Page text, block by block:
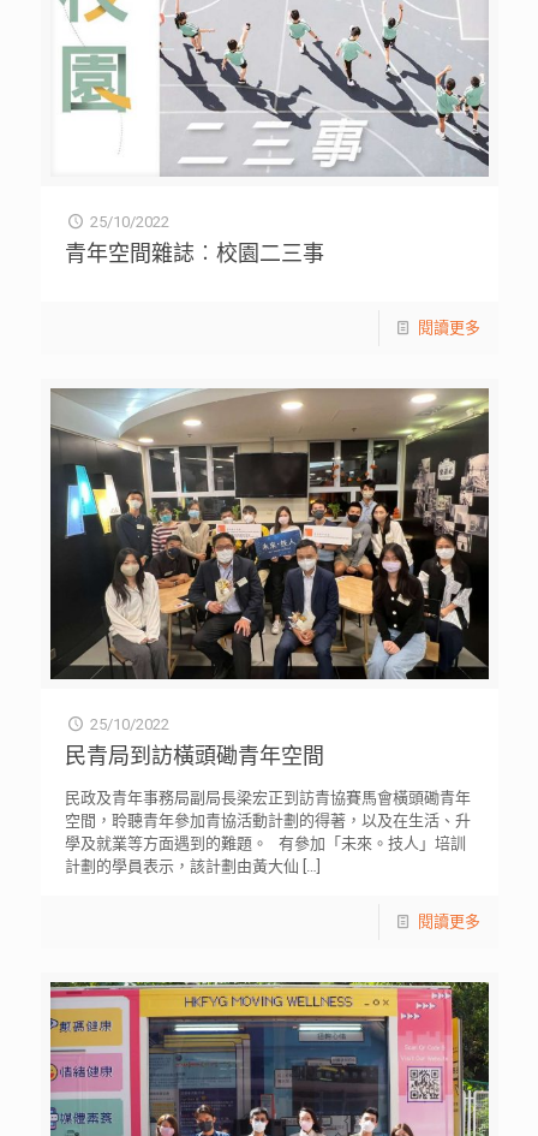
25/10/2022
青年空間雜誌︰校園二三事
閱讀更多
25/10/2022
民青局到訪橫頭磡青年空間
民政及青年事務局副局長梁宏正到訪青協賽馬會橫頭磡青年
空間，聆聽青年參加青協活動計劃的得著，以及在生活、升
學及就業等方面遇到的難題。 有參加「未來。技人」培訓
計劃的學員表示，該計劃由黃大仙 […]
閱讀更多